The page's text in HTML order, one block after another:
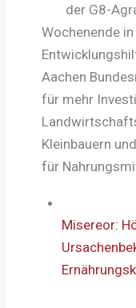
der G8-
Wochenende
Aachen
für mehr
Kleinbauern
für
Misereor: